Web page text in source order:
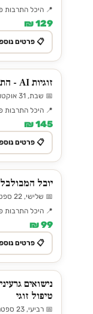
📍 היכל התרבות
129 ₪
📋 פרטים
זוגיות AI - התיאטרון העברי
📅 שבת, 31 אוקטובר ⏰ 20:30
📍 היכל התרבות
145 ₪
📋 פרטים
יובל
📅 שלישי, 22 ספטמבר ⏰ 17:30
📍 היכל התרבות
99 ₪
📋 פרטים
נישואים
טיפול זוגי
📅 רביעי, 23 ספטמבר ⏰ 20:30